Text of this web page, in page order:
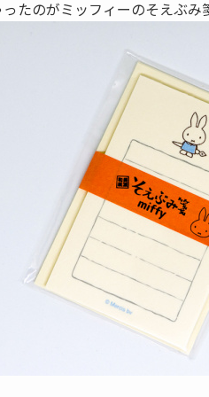
たのがミッフィーのそえぶみ